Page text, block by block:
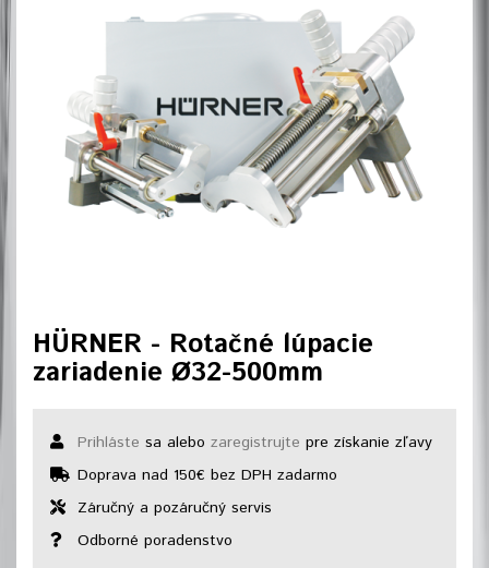
HÜRNER - Rotačné lúpacie
zariadenie Ø32-500mm
Prihláste sa alebo zaregistrujte pre získanie zľavy
Doprava nad 150€ bez DPH zadarmo
Záručný a pozáručný servis
Odborné poradenstvo